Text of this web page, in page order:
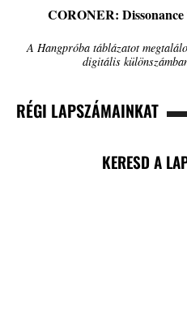
CORONER:
A Hangpróba táblázatot
digitális
RÉGI LAPSZÁMAINKAT
KERESD A